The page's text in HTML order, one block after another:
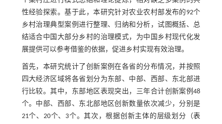
性经验探索。基于此，本研究针对农业农村部发布的92个
乡村治理典型案例进行整理、归纳和分析，试图概括、总
结适合中国大部分乡村的治理模式，为中国乡村现代化发
展提供可以参考借鉴的依据，促进乡村实现有效治理。
首先，本研究统计了创新案例在各省的分布情况，并按照
四大经济区域将各省划分为东部、中部、西部、东北部进
行比较。其中，东部地区表现突出，三年合计创新案例48
个。中部、西部、东北部地区创新数量依次减少，分别是
21个、20个、3个。其次，根据创新主体的层级划分（表